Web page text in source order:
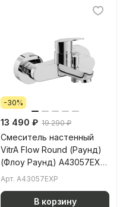
-30%
13 490 ₽ 19 290 ₽
Смеситель настенный
VitrA Flow Round (Раунд)
(Флоу Раунд) A43057EXP
для ванны
Арт. A43057EXP
В корзину